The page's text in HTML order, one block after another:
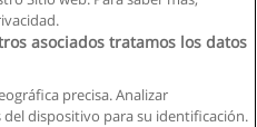
de datos
asociados tratamos los datos
precisa. Analizar
dispositivo para su identificación.